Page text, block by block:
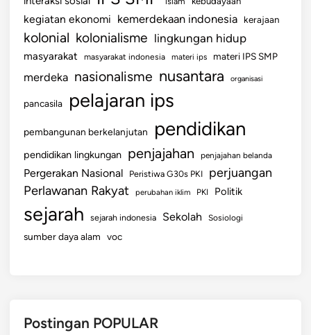
a
r
a
k
kegiatan ekonomi kemerdekaan indonesia kerajaan
kolonial kolonialisme lingkungan hidup
masyarakat masyarakat indonesia materi ips materi IPS SMP
merdeka nasionalisme nusantara organisasi
pancasila pelajaran ips
pembangunan berkelanjutan pendidikan
pendidikan lingkungan penjajahan penjajahan belanda
Pergerakan Nasional Peristiwa G30s PKI perjuangan
Perlawanan Rakyat perubahan iklim PKI Politik
sejarah sejarah indonesia Sekolah Sosiologi
sumber daya alam voc
Postingan POPULAR